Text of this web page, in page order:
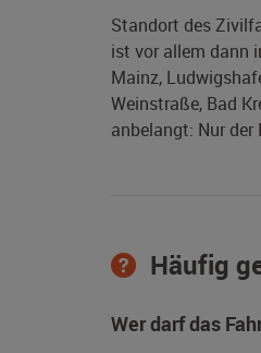
Standort des
ist vor allem dann
Mainz,
Weinstraße, Bad
anbelangt: Nur der
Häufig
Wer darf das